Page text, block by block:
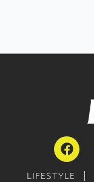
LIFESTYLE